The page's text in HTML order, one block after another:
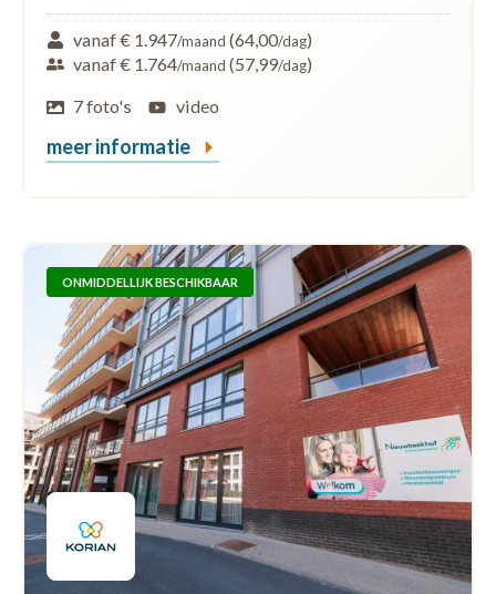
vanaf € 1.947/maand (64,00/dag)
vanaf € 1.764/maand (57,99/dag)
7 foto's
video
meer informatie
ONMIDDELLIJK BESCHIKBAAR